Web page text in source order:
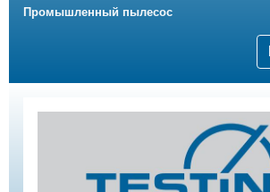
Промышленный пылесос